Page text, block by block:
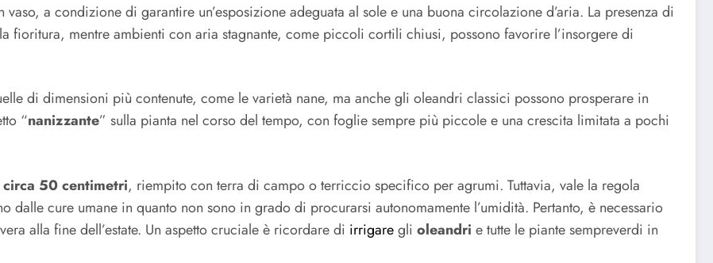
a condizione di garantire un’esposizione adeguata al sole e una buona circolazione d’aria. La presenza di
fioritura, mentre ambienti con aria stagnante, come piccoli cortili chiusi, possono favorire l’insorgere di
di dimensioni più contenute, come le varietà nane, ma anche gli oleandri classici possono prosperare in
“nanizzante” sulla pianta nel corso del tempo, con foglie sempre più piccole e una crescita limitata a pochi
50 centimetri, riempito con terra di campo o terriccio specifico per agrumi. Tuttavia, vale la regola
cure umane in quanto non sono in grado di procurarsi autonomamente l’umidità. Pertanto, è necessario
alla fine dell’estate. Un aspetto cruciale è ricordare di irrigaregli oleandri e tutte le piante sempreverdi in